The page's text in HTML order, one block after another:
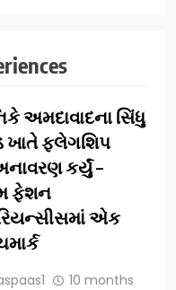
અમદાવાદના સિંધુ
ખાતે ફ્લેગશિપ
કર્યું –
ફેશન
એક
10 months